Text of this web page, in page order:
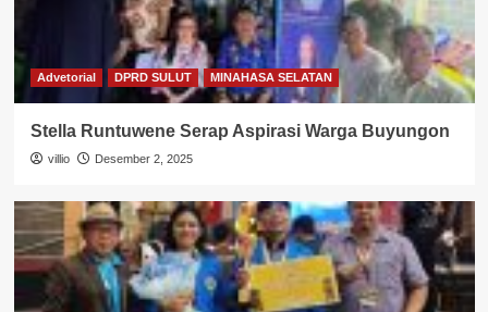
Advetorial DPRD SULUT MINAHASA SELATAN
Stella Runtuwene Serap Aspirasi Warga Buyungon
villio Desember 2, 2025